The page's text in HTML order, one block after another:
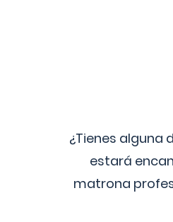
¿Tienes
estará
matrona